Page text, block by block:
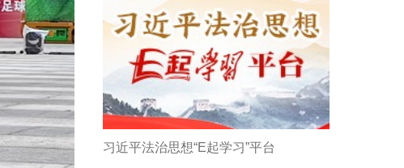
习近平法治思想“E起学习”平台